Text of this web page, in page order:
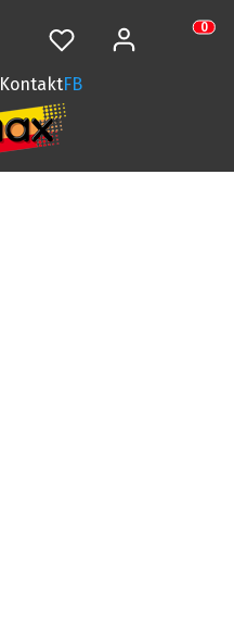
Ulubione Zaloguj się
KontaktFB